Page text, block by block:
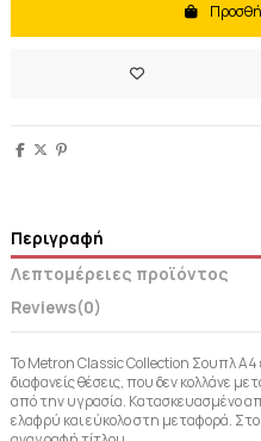
Περιγραφή
Λεπτομέρειες προϊόντος
Reviews(0)
Το Metron Classic Collection Σουπλ Α4
διαφανείς θέσεις, που δεν κολλάνε
από την υγρασία. Κατασκευασμένο
ελαφρύ και εύκολο στη μεταφορά. Στο